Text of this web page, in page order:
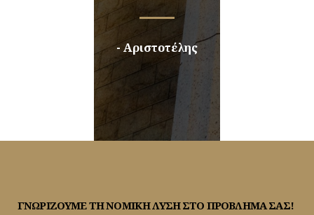
- Αριστοτέλης
ΓΝΩΡΊΖΟΥΜΕ ΤΗ ΝΟΜΙΚΉ ΛΎΣΗ ΣΤΟ ΠΡΌΒΛΗΜΆ ΣΑΣ!